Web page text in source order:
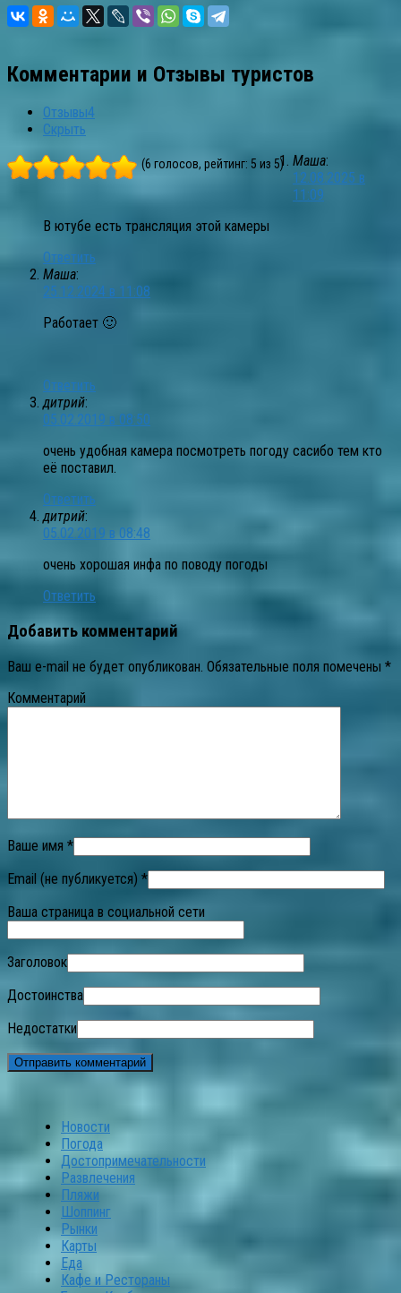
Комментарии и Отзывы туристов
Отзывы4
Скрыть
(6 голосов, рейтинг: 5 из 5) Маша:
12.08.2025 в
11:09
В ютубе есть трансляция этой камеры
Ответить
Маша:
25.12.2024 в 11:08
Работает 🙂
Ответить
дитрий:
05.02.2019 в 08:50
очень удобная камера посмотреть погоду сасибо тем кто
её поставил.
Ответить
дитрий:
05.02.2019 в 08:48
очень хорошая инфа по поводу погоды
Ответить
Добавить комментарий
Ваш e-mail не будет опубликован. Обязательные поля помечены *
Комментарий
Ваше имя *
Email (не публикуется) *
Ваша страница в социальной сети
Заголовок
Достоинства
Недостатки
Новости
Погода
Достопримечательности
Развлечения
Пляжи
Шоппинг
Рынки
Карты
Еда
Кафе и Рестораны